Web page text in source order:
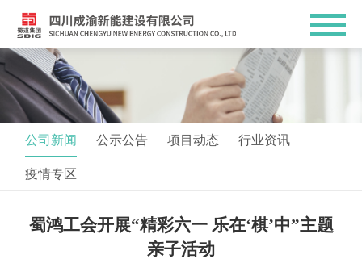
公司新闻 公示公告 项目动态 行业资讯
疫情专区
蜀鸿工会开展“精彩六一 乐在‘棋’中”主题
亲子活动